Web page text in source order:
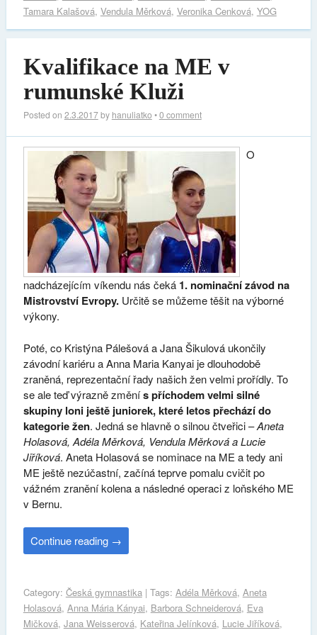
Tamara Kalašová, Vendula Měrková, Veronika Cenková, YOG
Kvalifikace na ME v
rumunské Kluži
Posted on 2.3.2017by hanuliatko •0 comment
O
nadcházejícím víkendu nás čeká 1. nominační závod na
Mistrovství Evropy.Určitě se můžeme těšit na výborné
výkony.
Poté, co Kristýna Pálešová a Jana Šikulová ukončily
závodní kariéru a Anna Maria Kanyai je dlouhodobě
zraněná, reprezentační řady našich žen velmi prořídly. To
se ale teď výrazně změnís příchodem velmi silné
skupiny loni ještě juniorek, které letos přechází do
kategorie žen. Jedná se hlavně o silnou čtveřici –Aneta
Holasová, Adéla Měrková, Vendula Měrková a Lucie
Jiříková. Aneta Holasová se nominace na ME a tedy ani
ME ještě nezúčastní, začíná teprve pomalu cvičit po
vážném zranění kolena a následné operaci z loňského ME
v Bernu.
Continue reading →
Category: Česká gymnastika| Tags: Adéla Měrková, Aneta
Holasová, Anna Mária Kányai, Barbora Schneiderová, Eva
Mičková, Jana Weisserová, Kateřina Jelínková, Lucie Jiříková,